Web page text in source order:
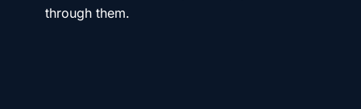
through them.